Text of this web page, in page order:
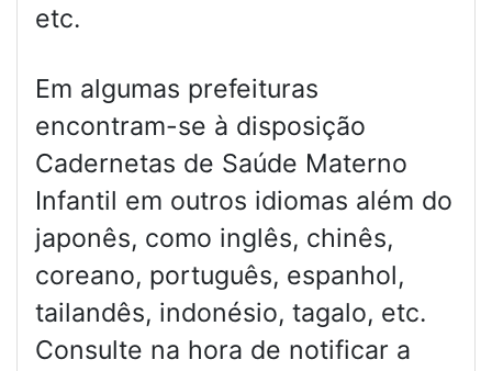
etc.
Em algumas prefeituras
encontram-se à disposição
Cadernetas de Saúde Materno
Infantil em outros idiomas além do
japonês, como inglês, chinês,
coreano, português, espanhol,
tailandês, indonésio, tagalo, etc.
Consulte na hora de notificar a